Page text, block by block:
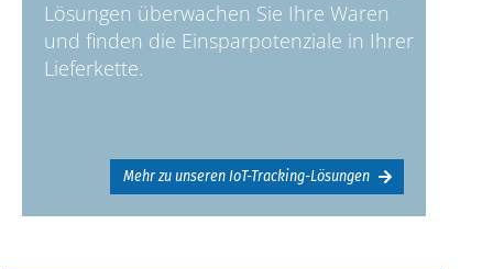
Lösungen überwachen Sie Ihre Waren
und finden die Einsparpotenziale in Ihrer
Lieferkette.
Mehr zu unseren IoT-Tracking-Lösungen